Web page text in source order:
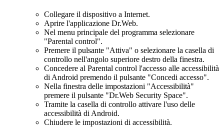
Collegare il dispositivo a Internet.
Aprire l'applicazione Dr.Web.
Nel menu principale del programma selezionare
"Parental control".
Premere il pulsante "Attiva" o selezionare la casella di
controllo nell'angolo superiore destro della finestra.
Concedere al Parental control l'accesso alle accessibilità
di Android premendo il pulsante "Concedi accesso".
Nella finestra delle impostazioni "Accessibilità"
premere il pulsante "Dr.Web Security Space".
Tramite la casella di controllo attivare l'uso delle
accessibilità di Android.
Chiudere le impostazioni di accessibilità.